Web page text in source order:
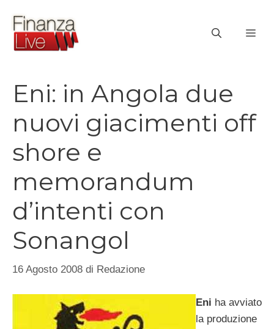
contenuto
Eni: in Angola due
nuovi giacimenti off
shore e
memorandum
d’intenti con
Sonangol
16 Agosto 2008 di Redazione
Eni ha avviato
la produzione